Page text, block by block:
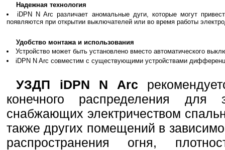
Надежная технология
iDPN N Arc различает аномальные дуги, которые могут
появляются при открытии выключателей или во время работы
Удобство монтажа и использования
Устройство может быть установлено вместо автоматического
iDPN N Arc совместим с существующими устройствами
УЗДП iDPN N Arc
конечного распределения
снабжающих электричеством
также других помещений в
распространения огня,